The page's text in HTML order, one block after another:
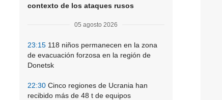
contexto de los ataques rusos
05 agosto 2026
23:15 118 niños permanecen en la zona
de evacuación forzosa en la región de
Donetsk
22:30 Cinco regiones de Ucrania han
recibido más de 48 t de equipos